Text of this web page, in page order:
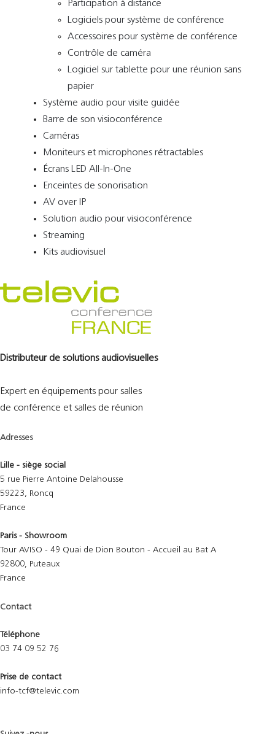
Participation à distance
Logiciels pour système de conférence
Accessoires pour système de conférence
Contrôle de caméra
Logiciel sur tablette pour une réunion sans
papier
Système audio pour visite guidée
Barre de son visioconférence
Caméras
Moniteurs et microphones rétractables
Écrans LED All-In-One
Enceintes de sonorisation
AV over IP
Solution audio pour visioconférence
Streaming
Kits audiovisuel
Distributeur de solutions audiovisuelles
Expert en équipements pour salles
de conférence et salles de réunion
Adresses
Lille - siège social
5 rue Pierre Antoine Delahousse
59223, Roncq
France
Paris - Showroom
Tour AVISO - 49 Quai de Dion Bouton - Accueil au Bat A
92800, Puteaux
France
Contact
Téléphone
03 74 09 52 76
Prise de contact
info-tcf@televic.com